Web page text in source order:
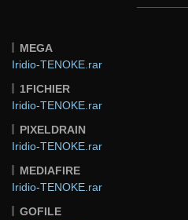
MEGA
Iridio-TENOKE.rar
1FICHIER
Iridio-TENOKE.rar
PIXELDRAIN
Iridio-TENOKE.rar
MEDIAFIRE
Iridio-TENOKE.rar
GOFILE